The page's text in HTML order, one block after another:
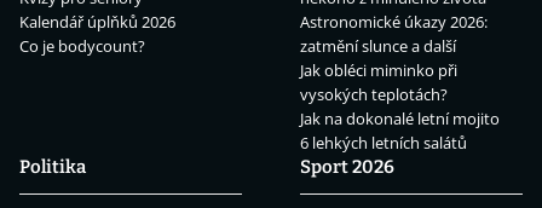
Kalendář úplňků 2026
Co je bodycount?
Astronomické úkazy 2026:
zatmění slunce a další
Jak obléci miminko při
vysokých teplotách?
Jak na dokonalé letní mojito
6 lehkých letních salátů
Politika
Sport 2026